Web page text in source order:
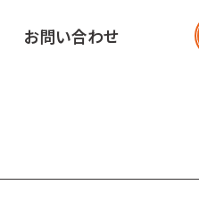
お問い合わせ